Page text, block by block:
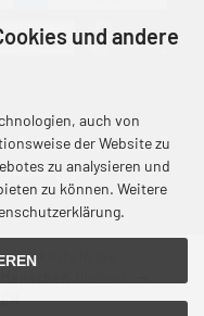
AGB
Impressum
Einkaufs in die
und andere
auch von
der Website zu
zu analysieren und
zu können. Weitere